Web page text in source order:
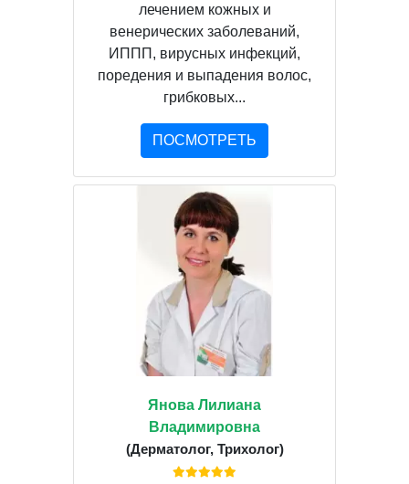
лечением кожных и
венерических заболеваний,
ИППП, вирусных инфекций,
поредения и выпадения волос,
грибковых...
ПОСМОТРЕТЬ
Янова Лилиана
Владимировна
(Дерматолог, Трихолог)